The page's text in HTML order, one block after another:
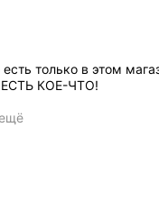
только в этом
ЕСТЬ КОЕ-ЧТО!